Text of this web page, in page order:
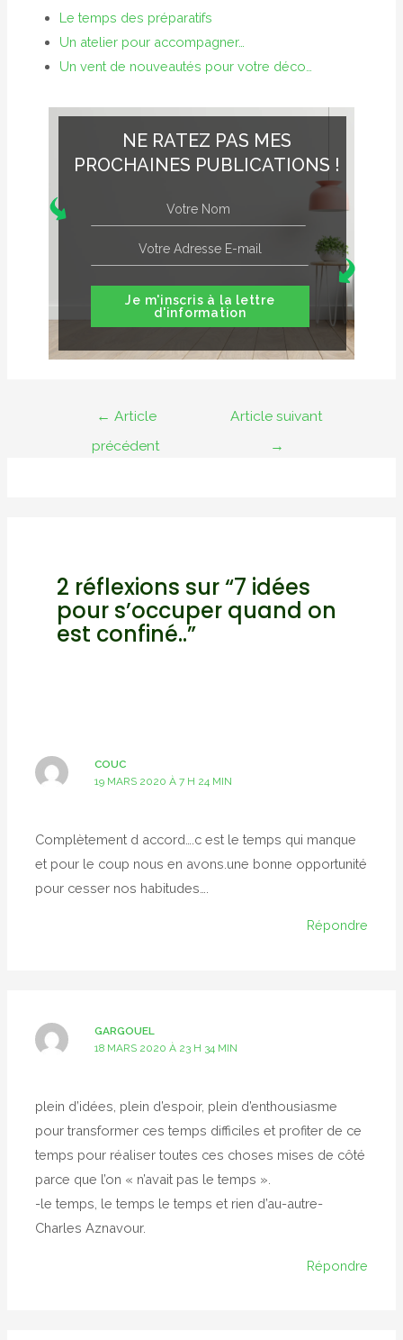
Le temps des préparatifs
Un atelier pour accompagner…
Un vent de nouveautés pour votre déco…
NE RATEZ PAS MES
PROCHAINES PUBLICATIONS !
Je m'inscris à la lettre
d'information
Navigation
l’article
← Article
précédent
Article suivant
→
2 réflexions sur “7 idées
pour s’occuper quand on
est confiné..”
COUC
19 MARS 2020 À 7 H 24 MIN
Complètement d accord….c est le temps qui manque
et pour le coup nous en avons.une bonne opportunité
pour cesser nos habitudes….
Répondre
GARGOUEL
18 MARS 2020 À 23 H 34 MIN
plein d’idées, plein d’espoir, plein d’enthousiasme
pour transformer ces temps difficiles et profiter de ce
temps pour réaliser toutes ces choses mises de côté
parce que l’on « n’avait pas le temps ».
-le temps, le temps le temps et rien d’au-autre-
Charles Aznavour.
Répondre